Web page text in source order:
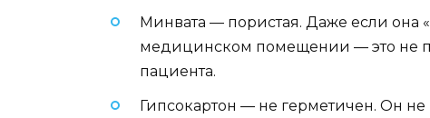
Минвата — пористая. Даже если она
медицинском помещении — это не
пациента.
Гипсокартон — не герметичен. Он